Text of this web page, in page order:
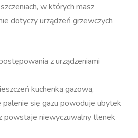
w których masz
dotyczy urządzeń grzewczych
z urządzeniami
kuchenką gazową,
palenie się gazu powoduje ubytek
powstaje niewyczuwalny tlenek